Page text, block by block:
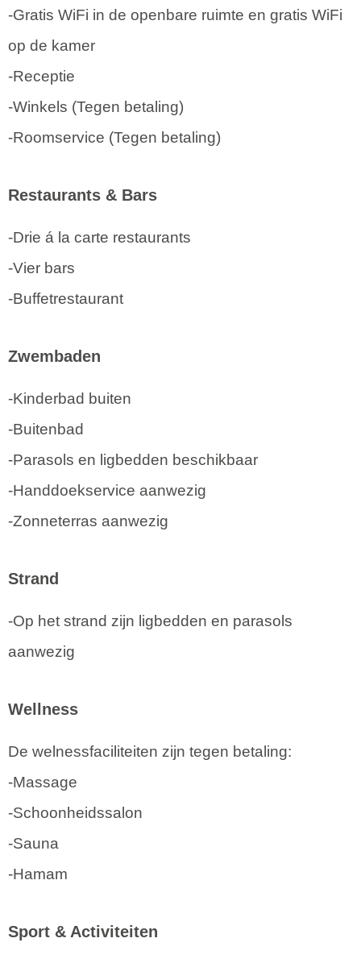
-Gratis WiFi in de openbare ruimte en gratis WiFi
op de kamer
-Receptie
-Winkels (Tegen betaling)
-Roomservice (Tegen betaling)
Restaurants & Bars
-Drie á la carte restaurants
-Vier bars
-Buffetrestaurant
Zwembaden
-Kinderbad buiten
-Buitenbad
-Parasols en ligbedden beschikbaar
-Handdoekservice aanwezig
-Zonneterras aanwezig
Strand
-Op het strand zijn ligbedden en parasols
aanwezig
Wellness
De welnessfaciliteiten zijn tegen betaling:
-Massage
-Schoonheidssalon
-Sauna
-Hamam
Sport & Activiteiten